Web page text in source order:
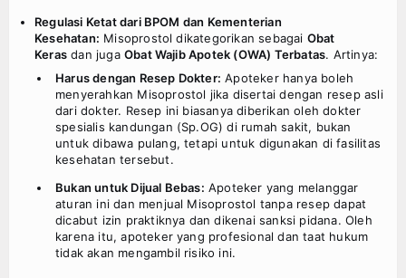
Regulasi Ketat dari BPOM dan Kementerian
Kesehatan: Misoprostol dikategorikan sebagai Obat
Kerasdan juga Obat Wajib Apotek (OWA) Terbatas. Artinya:
Harus dengan Resep Dokter: Apoteker hanya boleh
menyerahkan Misoprostol jika disertai dengan resep asli
dari dokter. Resep ini biasanya diberikan oleh dokter
spesialis kandungan (Sp.OG) di rumah sakit, bukan
untuk dibawa pulang, tetapi untuk digunakan di fasilitas
kesehatan tersebut.
Bukan untuk Dijual Bebas: Apoteker yang melanggar
aturan ini dan menjual Misoprostol tanpa resep dapat
dicabut izin praktiknya dan dikenai sanksi pidana. Oleh
karena itu, apoteker yang profesional dan taat hukum
tidak akan mengambil risiko ini.